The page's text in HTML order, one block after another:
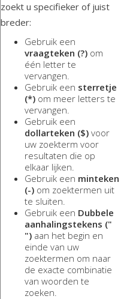
zoekt u specifieker of juist
breder:
Gebruik een
vraagteken (?) om
één letter te
vervangen.
Gebruik een sterretje
(*) om meer letters te
vervangen.
Gebruik een
dollarteken ($) voor
uw zoekterm voor
resultaten die op
elkaar lijken.
Gebruik een minteken
(-) om zoektermen uit
te sluiten.
Gebruik een Dubbele
aanhalingstekens ("
") aan het begin en
einde van uw
zoektermen om naar
de exacte combinatie
van woorden te
zoeken.